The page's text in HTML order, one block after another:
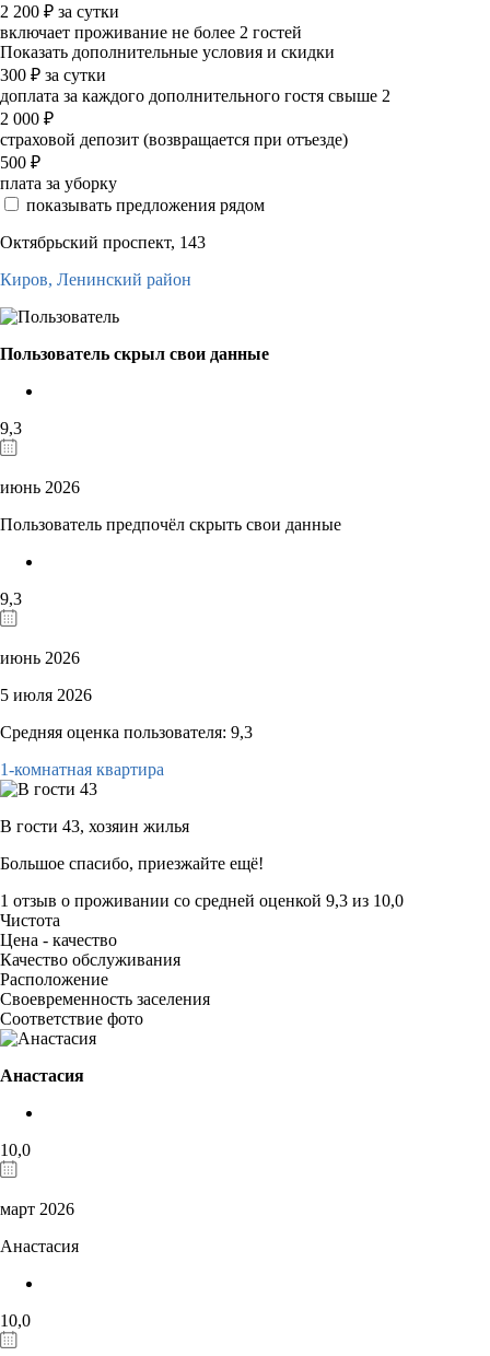
2 200 ₽ за сутки
включает проживание не более 2 гостей
Показать дополнительные условия и скидки
300 ₽ за сутки
доплата за каждого дополнительного гостя свыше 2
2 000 ₽
страховой депозит (возвращается при отъезде)
500 ₽
плата за уборку
показывать предложения рядом
Октябрьский проспект, 143
Киров, Ленинский район
Пользователь скрыл свои данные
9,3
июнь 2026
Пользователь предпочёл скрыть свои данные
9,3
июнь 2026
5 июля 2026
Средняя оценка пользователя: 9,3
1-комнатная квартира
В гости 43, хозяин жилья
Большое спасибо, приезжайте ещё!
1 отзыв о проживании со средней оценкой 9,3 из 10,0
Чистота
Цена - качество
Качество обслуживания
Расположение
Своевременность заселения
Соответствие фото
Анастасия
10,0
март 2026
Анастасия
10,0